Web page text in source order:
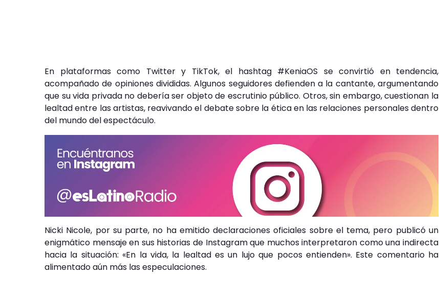
En plataformas como Twitter y TikTok, el hashtag #KeniaOS se convirtió en tendencia,
acompañado de opiniones divididas. Algunos seguidores defienden a la cantante, argumentando
que su vida privada no debería ser objeto de escrutinio público. Otros, sin embargo, cuestionan la
lealtad entre las artistas, reavivando el debate sobre la ética en las relaciones personales dentro
del mundo del espectáculo.
Nicki Nicole, por su parte, no ha emitido declaraciones oficiales sobre el tema, pero publicó un
enigmático mensaje en sus historias de Instagram que muchos interpretaron como una indirecta
hacia la situación: «En la vida, la lealtad es un lujo que pocos entienden». Este comentario ha
alimentado aún más las especulaciones.